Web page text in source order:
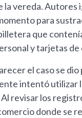
la vereda. Autores
para
que
y tarjetas
el caso se
intentó utilizar
revisar los
donde se